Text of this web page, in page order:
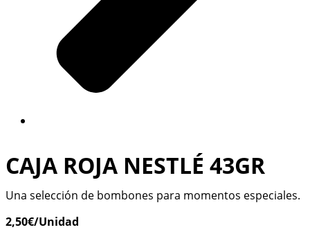
CAJA ROJA NESTLÉ 43GR
Una selección de bombones para momentos especiales.
2,50€/Unidad